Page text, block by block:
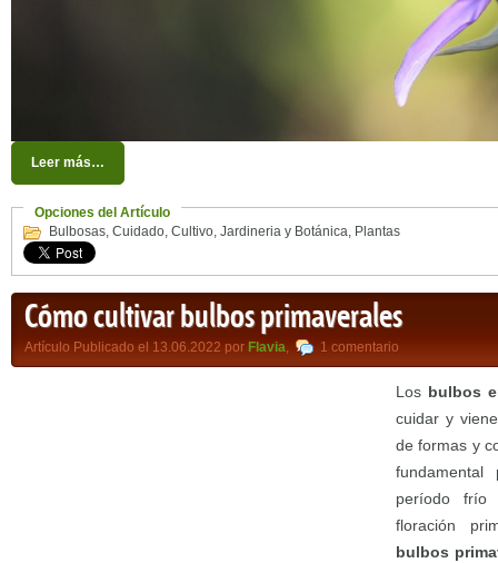
Leer más…
Opciones del Artículo
Bulbosas, Cuidado, Cultivo, Jardineria y Botánica, Plantas
Cómo cultivar bulbos primaverales
Artículo Publicado el 13.06.2022 por Flavia, 1 comentario
Los bulbos
cuidar y
de formas y
fundamental
período
floración
bulbos